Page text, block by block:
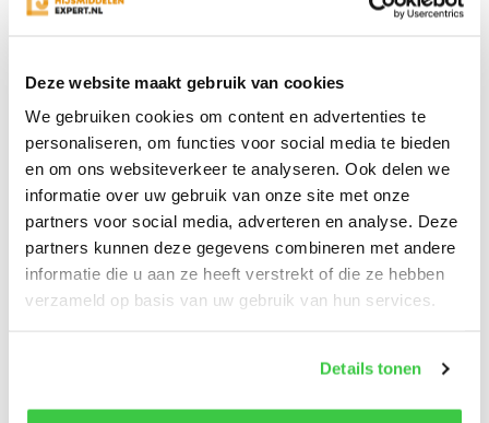
Deze website maakt gebruik van cookies
We gebruiken cookies om content en advertenties te
personaliseren, om functies voor social media te bieden
en om ons websiteverkeer te analyseren. Ook delen we
informatie over uw gebruik van onze site met onze
partners voor social media, adverteren en analyse. Deze
partners kunnen deze gegevens combineren met andere
informatie die u aan ze heeft verstrekt of die ze hebben
verzameld op basis van uw gebruik van hun services.
Details tonen
sluitingen met een werklast van 1 ton tot wel 55 ton. Dit
die past bij het gewicht van uw hijslast.
Met een geschikte hijscapaciteit voorzien alle producten
in een veiligheidsfactor van 6 en worden kwaliteitseisen
conform NEN13889 gewaarborgd. Hierdoor kunt u er ook
voor kiezen om het product inclusief een EKH-certificaat
aan te schaffen. Dit geeft een officiële verklaring van
een veilige harpsluiting op de werkvloer.
Naast de hoge veiligheidseisen van de producten is het